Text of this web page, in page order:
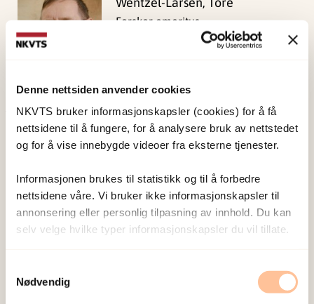
Denne nettsiden anvender cookies
NKVTS bruker informasjonskapsler (cookies) for å få
nettsidene til å fungere, for å analysere bruk av nettstedet
og for å vise innebygde videoer fra eksterne tjenester.
Informasjonen brukes til statistikk og til å forbedre
nettsidene våre. Vi bruker ikke informasjonskapsler til
annonsering eller personlig tilpasning av innhold. Du kan
selv velge hvilke typer informasjonskapsler du vil tillate.
Nødvendig
Forsker emeritus
Publisert:19. mars 2026
Sist redigert:10. august 2026
om vold og traumatisk stress. Formålet er å bidra
til å forebygge og redusere de helsemessige og